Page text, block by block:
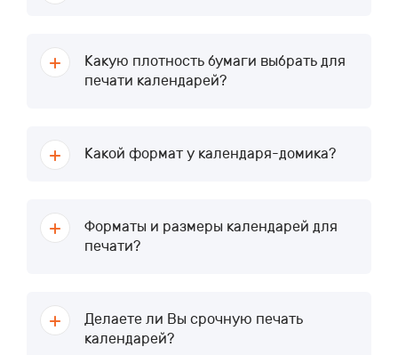
Какую плотность бумаги выбрать для
печати календарей?
Какой формат у календаря-домика?
Форматы и размеры календарей для
печати?
Делаете ли Вы срочную печать
календарей?